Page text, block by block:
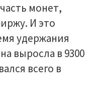
монет,
И это
удержания
выросла в 9300
всего в